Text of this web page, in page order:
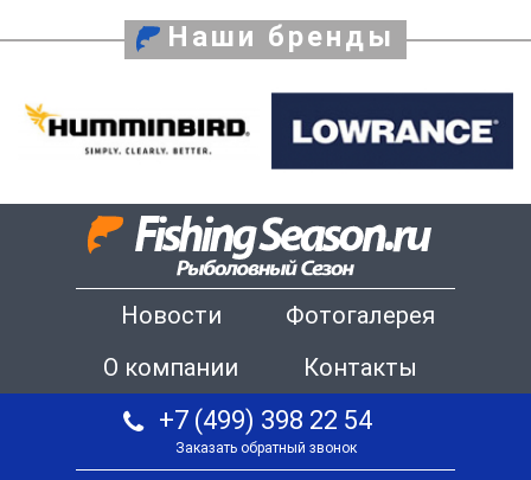
Наши бренды
Новости
Фотогалерея
О компании
Контакты
+7 (499) 398 22 54
Заказать обратный звонок